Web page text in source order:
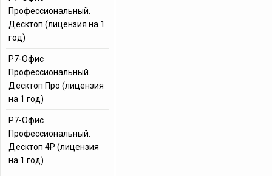
Профессиональный.
Десктоп (лицензия на 1
год)
Р7-Офис
Профессиональный.
Десктоп Про (лицензия
на 1 год)
Р7-Офис
Профессиональный.
Десктоп 4Р (лицензия
на 1 год)